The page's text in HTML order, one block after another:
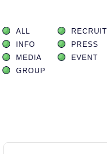
ALL
RECRUIT
INFO
PRESS
MEDIA
EVENT
GROUP